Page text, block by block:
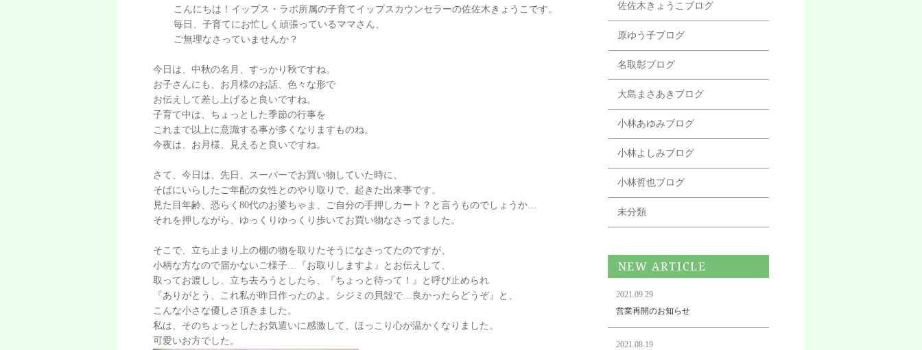
こんにちは！イップス・ラボ所属の子育てイップスカウンセラーの佐佐木きょうこです。
毎日、子育てにお忙しく頑張っているママさん、
ご無理なさっていませんか？
今日は、中秋の名月、すっかり秋ですね。
お子さんにも、お月様のお話、色々な形で
お伝えして差し上げると良いですね。
子育て中は、ちょっとした季節の行事を
これまで以上に意識する事が多くなりますものね。
今夜は、お月様、見えると良いですね。
さて、今日は、先日、スーパーでお買い物していた時に、
そばにいらしたご年配の女性とのやり取りで、起きた出来事です。
見た目年齢、恐らく80代のお婆ちゃま、ご自分の手押しカート？と言うものでしょうか…
それを押しながら、ゆっくりゆっくり歩いてお買い物なさってました。
そこで、立ち止まり上の棚の物を取りたそうになさってたのですが、
小柄な方なので届かないご様子…『お取りしますよ』とお伝えして、
取ってお渡しし、立ち去ろうとしたら、『ちょっと待って！』と呼び止められ
『ありがとう、これ私が昨日作ったのよ。シジミの貝殻で…良かったらどうぞ』と、
こんな小さな優しさ頂きました。
私は、そのちょっとしたお気遣いに感激して、ほっこり心が温かくなりました。
可愛いお方でした。
佐佐木きょうこブログ
原ゆう子ブログ
名取彰ブログ
大島まさあきブログ
小林あゆみブログ
小林よしみブログ
小林哲也ブログ
未分類
NEW ARTICLE
2021.09.29
営業再開のお知らせ
2021.08.19